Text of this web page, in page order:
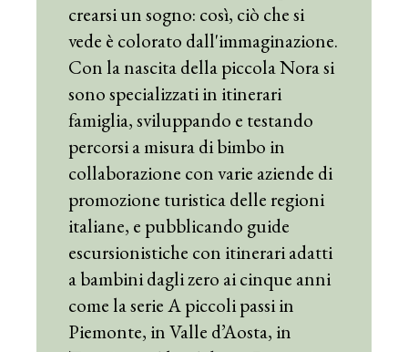
crearsi un sogno: così, ciò che si
vede è colorato dall'immaginazione.
Con la nascita della piccola Nora si
sono specializzati in itinerari
famiglia, sviluppando e testando
percorsi a misura di bimbo in
collaborazione con varie aziende di
promozione turistica delle regioni
italiane, e pubblicando guide
escursionistiche con itinerari adatti
a bambini dagli zero ai cinque anni
come la serie A piccoli passi in
Piemonte, in Valle d’Aosta, in